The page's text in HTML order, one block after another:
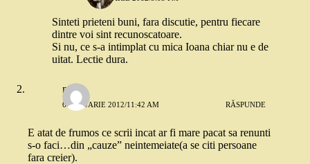
Sinteti prieteni buni, fara discutie, pentru fiecare
dintre voi sint recunoscatoare.
Si nu, ce s-a intimplat cu mica Ioana chiar nu e de
uitat. Lectie dura.
mona
6 IANUARIE 2012/11:42 AM RĂSPUNDE
E atat de frumos ce scrii incat ar fi mare pacat sa renunti
s-o faci…din „cauze” neintemeiate(a se citi persoane
fara creier).